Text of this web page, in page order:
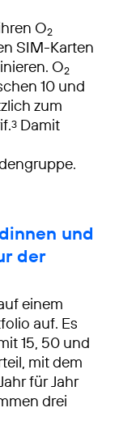
O2
SIM-Karten
O2
10 und
zum
3 Damit
und
der
einem
auf. Es
15, 50 und
mit dem
für Jahr
drei